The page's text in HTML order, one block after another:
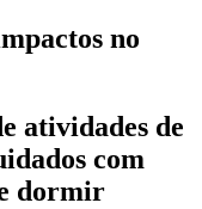
no
atividades de
com
dormir